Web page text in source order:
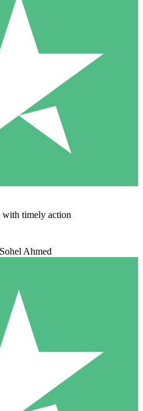
with timely action
Sohel Ahmed